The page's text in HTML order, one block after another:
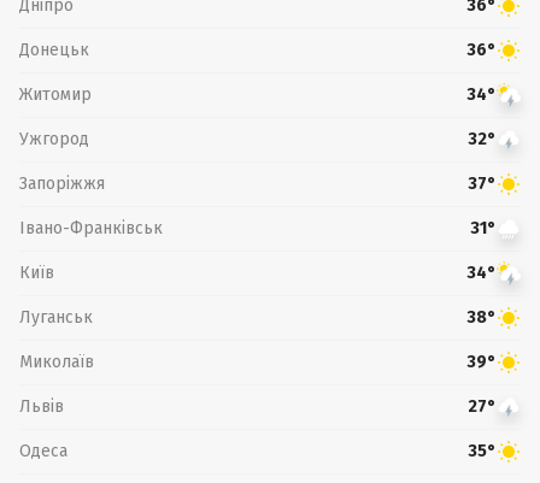
Дніпро 36°
Донецьк 36°
Житомир 34°
Ужгород 32°
Запоріжжя 37°
Івано-Франківськ 31°
Київ 34°
Луганськ 38°
Миколаїв 39°
Львів 27°
Одеса 35°